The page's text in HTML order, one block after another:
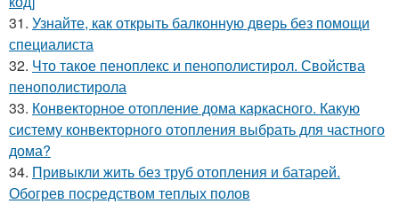
31. Узнайте, как открыть балконную дверь без помощи
специалиста
32. Что такое пеноплекс и пенополистирол. Свойства
пенополистирола
33. Конвекторное отопление дома каркасного. Какую
систему конвекторного отопления выбрать для частного
дома?
34. Привыкли жить без труб отопления и батарей.
Обогрев посредством теплых полов